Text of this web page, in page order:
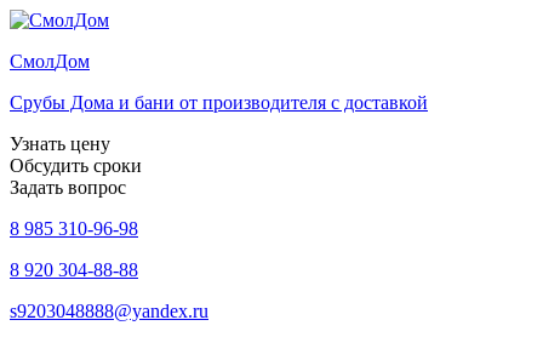
СмолДом
Срубы Дома и бани от производителя с доставкой
Узнать цену
Обсудить сроки
Задать вопрос
8 985 310-96-98
8 920 304-88-88
s9203048888@yandex.ru